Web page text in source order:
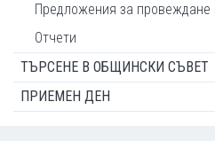
Предложения за
Отчети
ТЪРСЕНЕ В ОБЩИНСКИ СЪВЕТ
ПРИЕМЕН ДЕН